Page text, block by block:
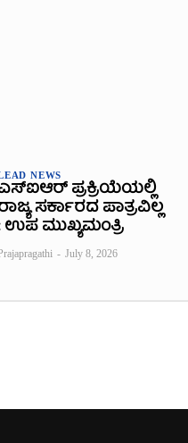
NEWS
ಪ್ರಕ್ರಿಯೆಯಲ್ಲಿ
ಸರ್ಕಾರದ ಪಾತ್ರವಿಲ್ಲ
ಉಪ ಮುಖ್ಯಮಂತ್ರಿ
- July 8, 2026